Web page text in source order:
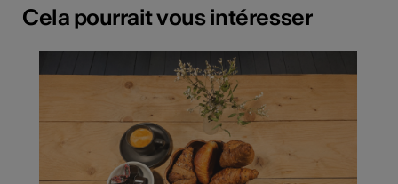
Cela pourrait vous intéresser